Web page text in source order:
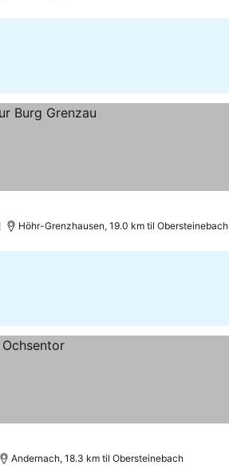
Höhr-Grenzhausen, 19.0 km til Obersteinebach
Andernach, 18.3 km til Obersteinebach